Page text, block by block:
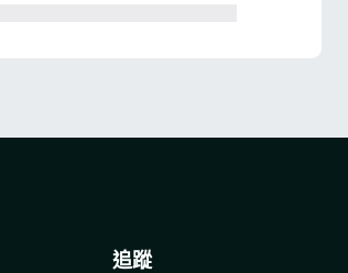
追蹤